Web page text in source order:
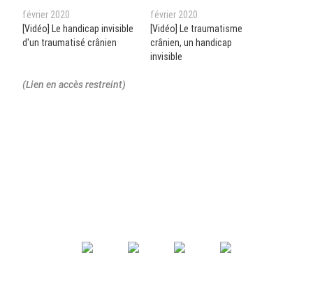
février 2020
[Vidéo] Le handicap invisible
d'un traumatisé crânien
février 2020
[Vidéo] Le traumatisme
crânien, un handicap
invisible
(Lien en accès restreint)